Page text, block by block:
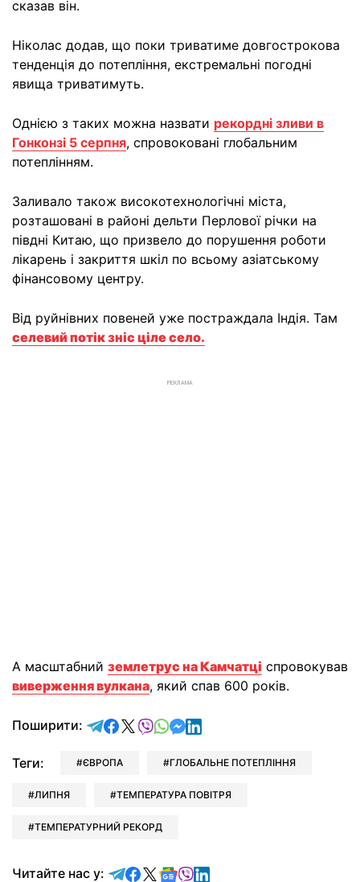
сказав він.
Ніколас додав, що поки триватиме довгострокова
тенденція до потепління, екстремальні погодні
явища триватимуть.
Однією з таких можна назвати рекордні зливи в
Гонконзі 5 серпня, спровоковані глобальним
потеплінням.
Заливало також високотехнологічні міста,
розташовані в районі дельти Перлової річки на
півдні Китаю, що призвело до порушення роботи
лікарень і закриття шкіл по всьому азіатському
фінансовому центру.
Від руйнівних повеней уже постраждала Індія. Там
селевий потік зніс ціле село.
РЕКЛАМА
А масштабний землетрус на Камчатці спровокував
виверження вулкана, який спав 600 років.
Поширити: відправити у Telegram
поділитись у Facebook
поділитись у X
відправити у Viber
відправити у Whatsapp
відправити у Messenger
відправити у LinkedIn
Теги: ЄВРОПА ГЛОБАЛЬНЕ ПОТЕПЛІННЯ
ЛИПНЯ ТЕМПЕРАТУРА ПОВІТРЯ
ТЕМПЕРАТУРНИЙ РЕКОРД
Читайте нас у: Читайте у Telegram
Читайте у Facebook
Читайте у X
Читайте у Google news
Читайте у Viber
Читайте у LinkedIn